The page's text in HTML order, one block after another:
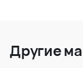
Другие